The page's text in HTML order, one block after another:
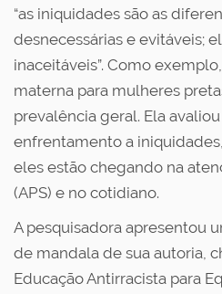
“as iniquidades são as
desnecessárias e evitáveis;
inaceitáveis”. Como
materna para mulheres
prevalência geral. Ela
enfrentamento a
eles estão chegando na
(APS) e no cotidiano.
A pesquisadora apresentou
de mandala de sua autoria,
Educação Antirracista para